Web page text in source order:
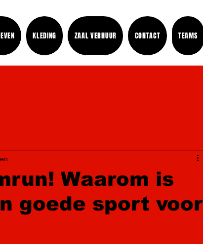
KLEDING ZAAL VERHUUR CONTACT TEAMS
Waarom is
goede sport voor